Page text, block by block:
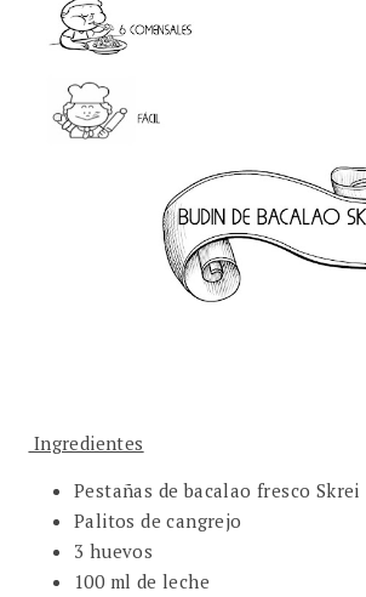
Ingredientes
Pestañas de bacalao fresco Skrei
Palitos de cangrejo
3 huevos
100 ml de leche